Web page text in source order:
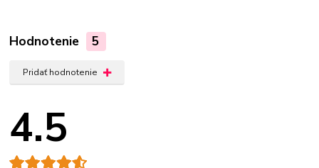
Hodnotenie 5
Pridať hodnotenie
4.5